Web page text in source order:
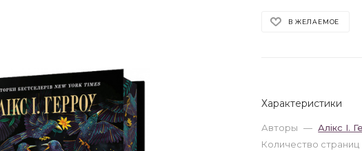
В ЖЕЛАЕМОЕ
Характеристики
Авторы — Алікс І.
Количество страниц